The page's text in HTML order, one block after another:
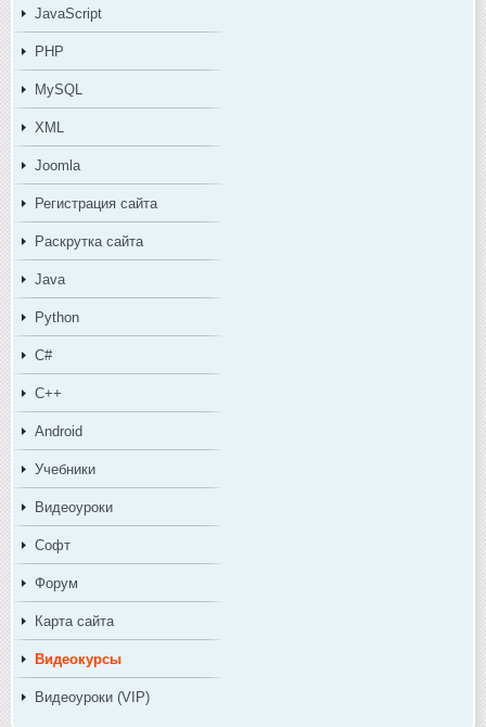
JavaScript
PHP
MySQL
XML
Joomla
Регистрация сайта
Раскрутка сайта
Java
Python
C#
C++
Android
Учебники
Видеоуроки
Софт
Форум
Карта сайта
Видеокурсы
Видеоуроки (VIP)